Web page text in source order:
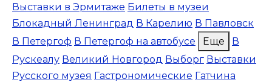
Выставки в Эрмитаже Билеты в музеи
Блокадный Ленинград В Карелию В Павловск
В Петергоф В Петергоф на автобусе Еще
В
Рускеалу Великий Новгород Выборг Выставки
Русского музея Гастрономические Гатчина